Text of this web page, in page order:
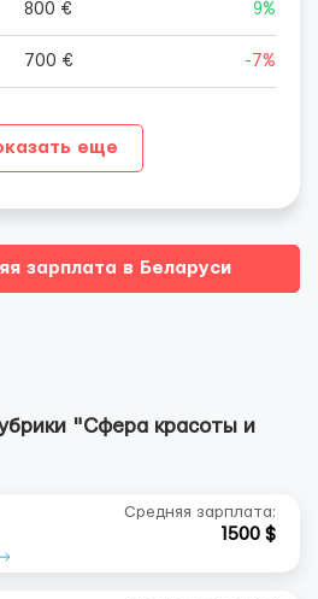
800 € 9%
700 € -7%
еще
зарплата в Беларуси
"Сфера красоты и
Средняя зарплата:
1500 $